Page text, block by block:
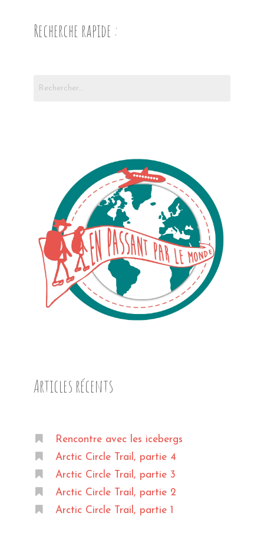
Recherche rapide :
Articles récents
Rencontre avec les icebergs
Arctic Circle Trail, partie 4
Arctic Circle Trail, partie 3
Arctic Circle Trail, partie 2
Arctic Circle Trail, partie 1